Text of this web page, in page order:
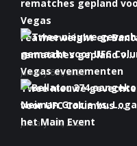
Featherweight en
rematches gepland v...
January 6th, 2022
Twee nieuwe
voor UFC Columbus ...
January 5th, 2022